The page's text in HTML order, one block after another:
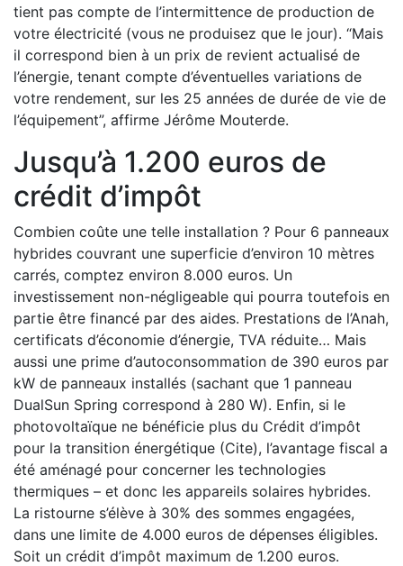
tient pas compte de l’intermittence de production de
votre électricité (vous ne produisez que le jour). “Mais
il correspond bien à un prix de revient actualisé de
l’énergie, tenant compte d’éventuelles variations de
votre rendement, sur les 25 années de durée de vie de
l’équipement”, affirme Jérôme Mouterde.
Jusqu’à 1.200 euros de
crédit d’impôt
Combien coûte une telle installation ? Pour 6 panneaux
hybrides couvrant une superficie d’environ 10 mètres
carrés, comptez environ 8.000 euros. Un
investissement non-négligeable qui pourra toutefois en
partie être financé par des aides. Prestations de l’Anah,
certificats d’économie d’énergie, TVA réduite… Mais
aussi une prime d’autoconsommation de 390 euros par
kW de panneaux installés (sachant que 1 panneau
DualSun Spring correspond à 280 W). Enfin, si le
photovoltaïque ne bénéficie plus du Crédit d’impôt
pour la transition énergétique (Cite), l’avantage fiscal a
été aménagé pour concerner les technologies
thermiques – et donc les appareils solaires hybrides.
La ristourne s’élève à 30% des sommes engagées,
dans une limite de 4.000 euros de dépenses éligibles.
Soit un crédit d’impôt maximum de 1.200 euros.